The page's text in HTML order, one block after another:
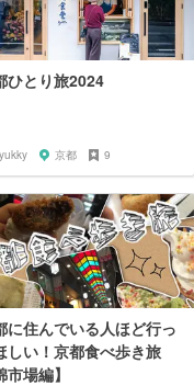
ひとり旅2024
yukky 京都 9
に住んでいる人ほど行っ
しい！京都食べ歩き旅
市場編】